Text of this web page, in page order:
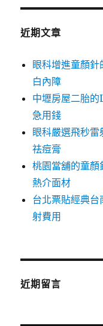
鍵
近期文章
眼科增進童顏
白內障
中壢房屋二胎
急用錢
眼科嚴選飛秒
祛痘膏
桃園當舖的童
熱介面材
台北票貼經典
射費用
近期留言